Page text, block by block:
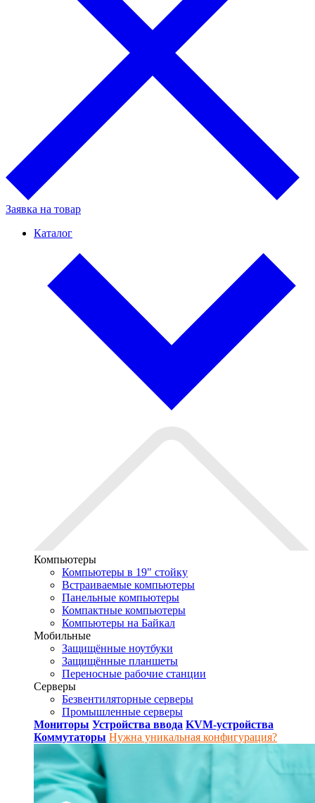
Заявка на товар
Каталог
Компьютеры
Компьютеры в 19" стойкy
Встраиваемые компьютеры
Панельные компьютеры
Компактные компьютеры
Компьютеры на Байкал
Мобильные
Защищённые ноутбуки
Защищённые планшеты
Переносные рабочие станции
Серверы
Безвентиляторные серверы
Промышленные серверы
Мониторы Устройства ввода KVM-устройства
Коммутаторы Нужна уникальная конфигурация?